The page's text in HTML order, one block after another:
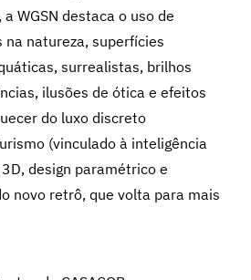
WGSN destaca o uso de
natureza, superfícies
surrealistas, brilhos
ilusões de ótica e efeitos
do luxo discreto
(vinculado à inteligência
design paramétrico e
novo retrô, que volta para mais